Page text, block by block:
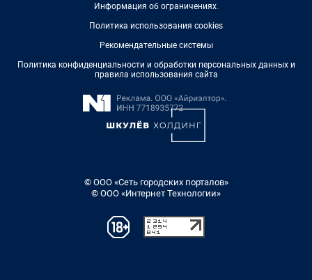
Информация об ограничениях.
Политика использования cookies
Рекомендательные системы
Политика конфиденциальности и обработки персональных данных и
правила использования сайта
© ООО «Сеть городских порталов»
© ООО «Интернет Технологии»